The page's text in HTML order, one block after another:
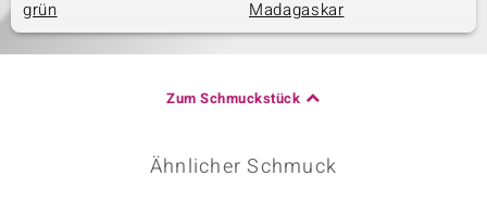
grün Madagaskar
Zum Schmuckstück
Ähnlicher Schmuck